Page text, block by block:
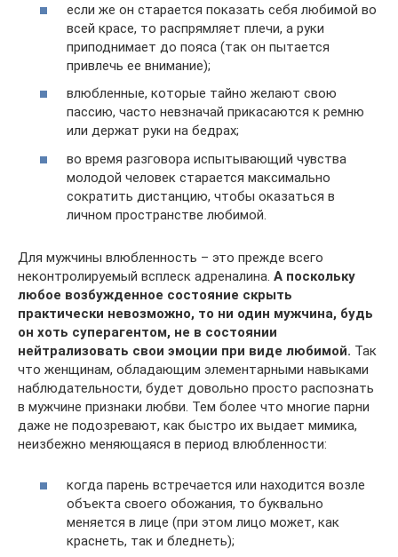
если же он старается показать себя любимой во
всей красе, то распрямляет плечи, а руки
приподнимает до пояса (так он пытается
привлечь ее внимание);
влюбленные, которые тайно желают свою
пассию, часто невзначай прикасаются к ремню
или держат руки на бедрах;
во время разговора испытывающий чувства
молодой человек старается максимально
сократить дистанцию, чтобы оказаться в
личном пространстве любимой.
Для мужчины влюбленность – это прежде всего
неконтролируемый всплеск адреналина. А поскольку
любое возбужденное состояние скрыть
практически невозможно, то ни один мужчина, будь
он хоть суперагентом, не в состоянии
нейтрализовать свои эмоции при виде любимой. Так
что женщинам, обладающим элементарными навыками
наблюдательности, будет довольно просто распознать
в мужчине признаки любви. Тем более что многие парни
даже не подозревают, как быстро их выдает мимика,
неизбежно меняющаяся в период влюбленности:
когда парень встречается или находится возле
объекта своего обожания, то буквально
меняется в лице (при этом лицо может, как
краснеть, так и бледнеть);